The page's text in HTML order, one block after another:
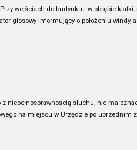
wejściach do budynku i w obrębie
głosowy informujący o położeniu windy,
niepełnosprawnością słuchu, nie ma
na miejscu w Urzędzie po uprzednim